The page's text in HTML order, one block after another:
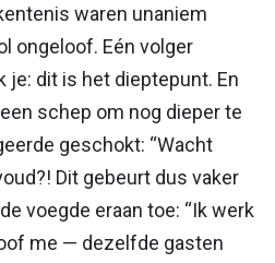
waren unaniem
ongeloof. Eén volger
je: dit is het dieptepunt. En
schep om nog dieper te
geschokt: “Wacht
Dit gebeurt dus vaker
voegde eraan toe: “Ik werk
me — dezelfde gasten